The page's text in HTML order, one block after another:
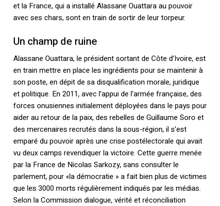
et la France, qui a installé Alassane Ouattara au pouvoir
avec ses chars, sont en train de sortir de leur torpeur.
Un champ de ruine
Alassane Ouattara, le président sortant de Côte d’Ivoire, est
en train mettre en place les ingrédients pour se maintenir à
son poste, en dépit de sa disqualification morale, juridique
et politique. En 2011, avec l’appui de l’armée française, des
forces onusiennes initialement déployées dans le pays pour
aider au retour de la paix, des rebelles de Guillaume Soro et
des mercenaires recrutés dans la sous-région, il s’est
emparé du pouvoir après une crise postélectorale qui avait
vu deux camps revendiquer la victoire. Cette guerre menée
par la France de Nicolas Sarkozy, sans consulter le
parlement, pour «la démocratie » a fait bien plus de victimes
que les 3000 morts régulièrement indiqués par les médias.
Selon la Commission dialogue, vérité et réconciliation